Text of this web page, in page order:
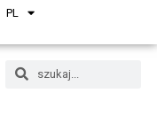
PL
EN